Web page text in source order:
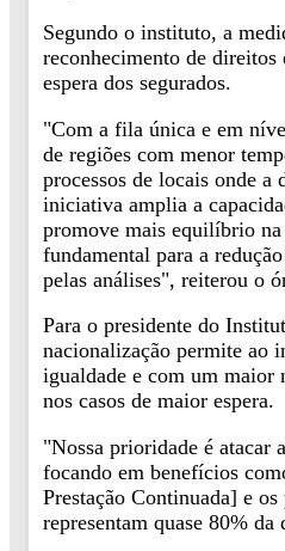
Segundo o instituto, a
reconhecimento de direitos
espera dos segurados.
"Com a fila única e em
de regiões com menor
processos de locais onde a
iniciativa amplia a
promove mais equilíbrio na
fundamental para a
pelas análises", reiterou o
Para o presidente do
nacionalização permite ao
igualdade e com um maior
nos casos de maior espera.
"Nossa prioridade é atacar
focando em benefícios
Prestação Continuada] e
representam quase 80% da